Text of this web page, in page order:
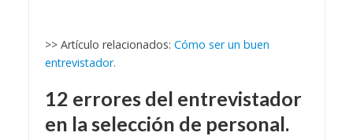
>> Artículo relacionados: Cómo ser un buen
entrevistador.
12 errores del entrevistador
en la selección de personal.